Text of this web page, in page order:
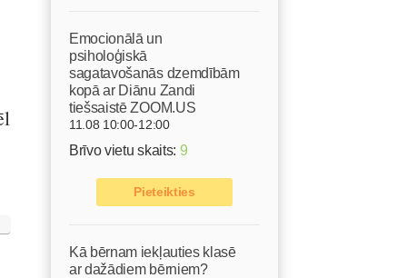
Emocionālā un
psiholoģiskā
sagatavošanās dzemdībām
kopā ar Diānu Zandi
tiešsaistē ZOOM.US
11.08 10:00-12:00
Brīvo vietu skaits: 9
Pieteikties
Kā bērnam iekļauties klasē
ar dažādiem bērniem?